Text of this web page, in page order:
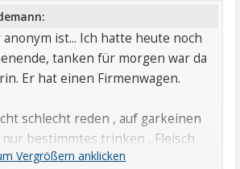
ist... Ich hatte heute noch
tanken für morgen war da
Er hat einen Firmenwagen.
schlecht reden , auf garkeinen
bestimmtes trinken , Fleisch
da sein und 2 Liter Milch gehen